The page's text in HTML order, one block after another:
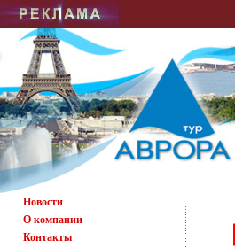
Новости
О компании
Контакты